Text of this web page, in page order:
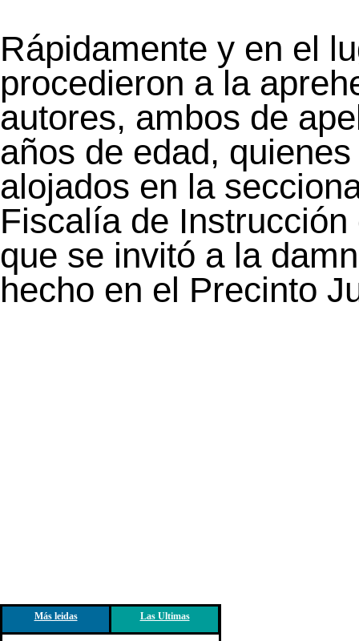
Rápidamente y en el
procedieron a la
autores, ambos de
años de edad,
alojados en la
Fiscalía de
que se invitó a la
hecho en el Precinto
Más leidas Las Ultimas